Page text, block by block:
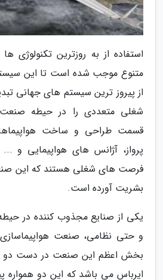
استفاده از به روزترین تکنولوژی
متنوع موجب شده است تا این
از پیروز ترین سیستم های جهانی
شغلی متعددی را در حیطه
قسمت طراحی و ساخت
پرواز، آژانس های هواپیمایی و
فرصت های شغلی هستند که این
بشریت آورده است.
یکی از صنایع مجذوب کننده در
و حتی نظامی، صنعت
بخش اعظم این صنعت در دست دو
ایرباس می باشد که این دو همواره